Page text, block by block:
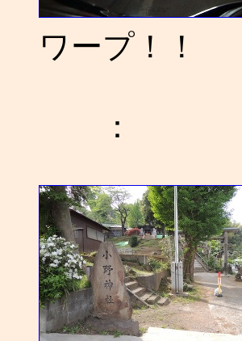
ワープ！！
：